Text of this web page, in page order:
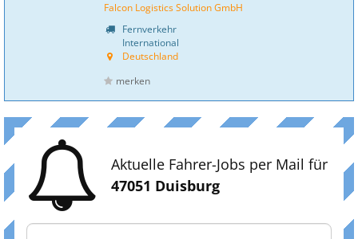
Falcon Logistics Solution GmbH
Fernverkehr
International
Deutschland
merken
Aktuelle Fahrer-Jobs per Mail für
47051 Duisburg